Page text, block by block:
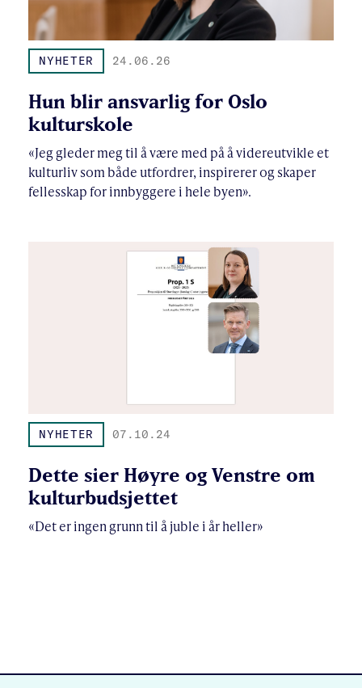
NYHETER 24.06.26
Hun blir ansvarlig for Oslo
kulturskole
«Jeg gleder meg til å være med på å videreutvikle et
kulturliv som både utfordrer, inspirerer og skaper
fellesskap for innbyggere i hele byen».
NYHETER 07.10.24
Dette sier Høyre og Venstre om
kulturbudsjettet
«Det er ingen grunn til å juble i år heller»